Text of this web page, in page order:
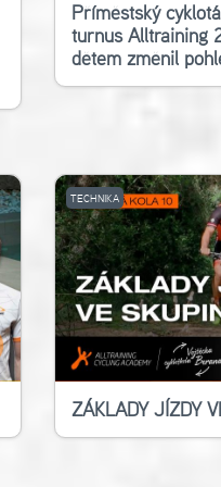
Příměstský
turnus Alltraining
dětem změnil
TECHNIKA
ZÁKLADY JÍZDY